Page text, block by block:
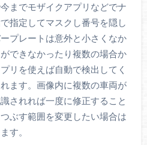
までモザイクアプリなどでナ
指定してマスクし番号を隠し
プレートは意外と小さくなか
できなかったり複数の場合か
リを使えば自動で検出してく
ます。画像内に複数の車両が
されれば一度に修正すること
ぶす範囲を変更したい場合は
す。